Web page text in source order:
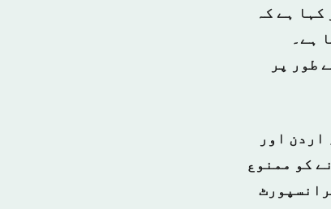
کہا ہے کہ
ہے۔
طور پر
اور
کو ممنوع